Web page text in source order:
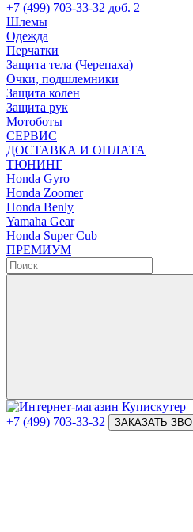
+7 (499) 703-33-32 доб. 2
Шлемы
Одежда
Перчатки
Защита тела (Черепаха)
Очки, подшлемники
Защита колен
Защита рук
Мотоботы
СЕРВИС
ДОСТАВКА И ОПЛАТА
ТЮНИНГ
Honda Gyro
Honda Zoomer
Honda Benly
Yamaha Gear
Honda Super Cub
ПРЕМИУМ
+7 (499) 703-33-32 ЗАКАЗАТЬ